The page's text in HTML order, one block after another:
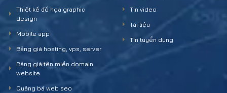
Thiết kế đồ họa graphic
design
Mobile app
Bảng giá hosting, vps, server
Bảng giá tên miền domain
website
Quảng bá web seo
Tin video
Tài liệu
Tin tuyển dụng